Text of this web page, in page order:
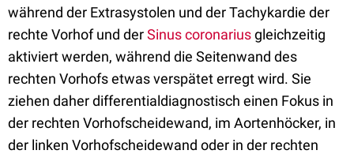
während der Extrasystolen und der Tachykardie der
rechte Vorhof und derSinus coronariusgleichzeitig
aktiviert werden, während die Seitenwand des
rechten Vorhofs etwas verspätet erregt wird. Sie
ziehen daher differentialdiagnostisch einen Fokus in
der rechten Vorhofscheidewand, im Aortenhöcker, in
der linken Vorhofscheidewand oder in der rechten